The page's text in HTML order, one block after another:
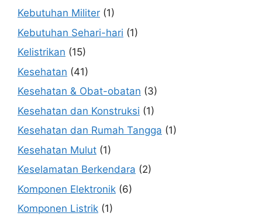
Kebutuhan Militer (1)
Kebutuhan Sehari-hari (1)
Kelistrikan (15)
Kesehatan (41)
Kesehatan & Obat-obatan (3)
Kesehatan dan Konstruksi (1)
Kesehatan dan Rumah Tangga (1)
Kesehatan Mulut (1)
Keselamatan Berkendara (2)
Komponen Elektronik (6)
Komponen Listrik (1)